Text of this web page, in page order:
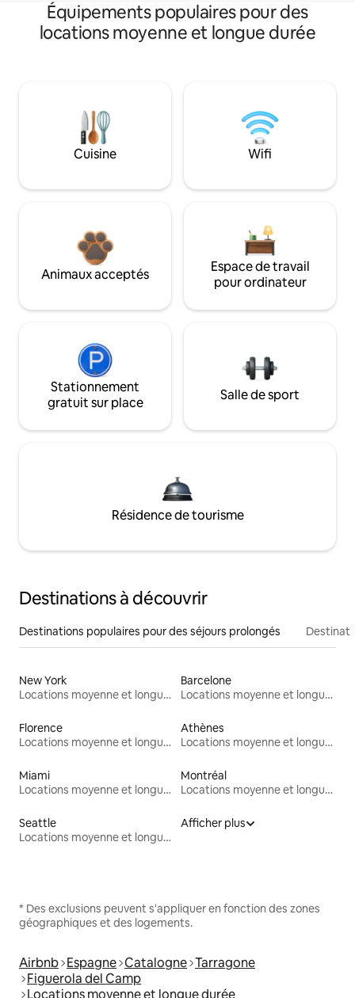
Équipements populaires pour des
locations moyenne et longue durée
Cuisine Wifi
Animaux acceptés
Espace de travail
pour ordinateur
Stationnement
gratuit sur place
Salle de sport
Résidence de tourisme
Destinations à découvrir
Destinations populaires pour des séjours prolongés
New York
Locations moyenne et longue durée
Barcelone
Locations moyenne et longue durée
Florence
Locations moyenne et longue durée
Athènes
Locations moyenne et longue durée
Miami
Locations moyenne et longue durée
Montréal
Locations moyenne et longue durée
Seattle
Locations moyenne et longue durée
Afficher plus
* Des exclusions peuvent s'appliquer en fonction des zones
géographiques et des logements.
Airbnb Espagne Catalogne Tarragone
Figuerola del Camp